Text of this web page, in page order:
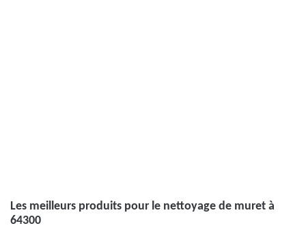
Les meilleurs produits pour le nettoyage de muret à
64300